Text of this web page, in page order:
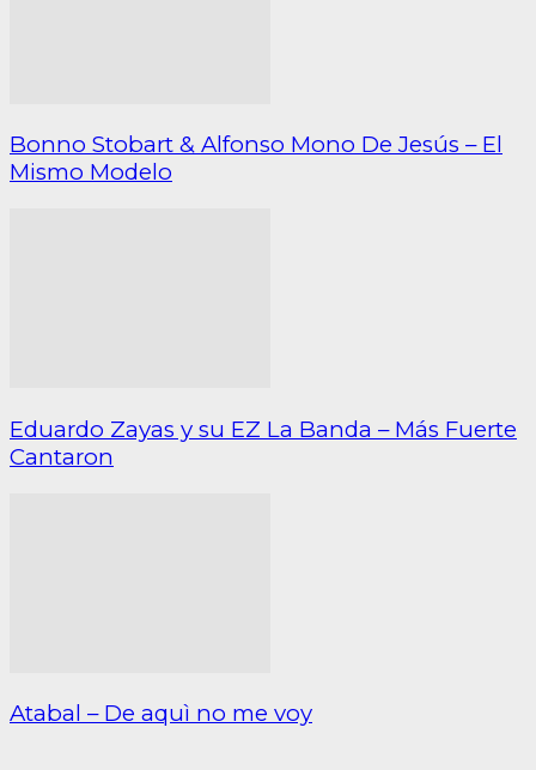
Bonno Stobart & Alfonso Mono De Jesús – El
Mismo Modelo
Eduardo Zayas y su EZ La Banda – Más Fuerte
Cantaron
Atabal – De aquì no me voy